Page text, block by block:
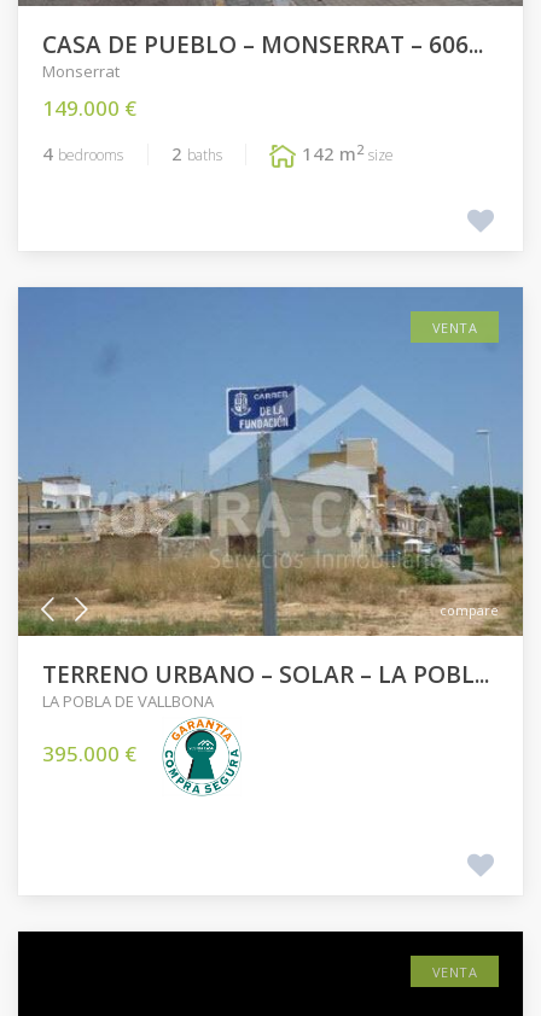
CASA DE PUEBLO – MONSERRAT – 606...
Monserrat
149.000 €
4 bedrooms 2 baths 142 m2 size
compare
VENTA
TERRENO URBANO – SOLAR – LA POBL...
LA POBLA DE VALLBONA
395.000 €
VENTA